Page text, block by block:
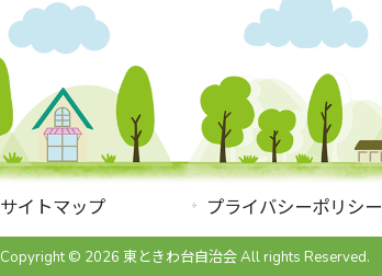
サイトマップ プライバシーポリシー
Copyright © 2026 東ときわ台自治会 All rights Reserved.